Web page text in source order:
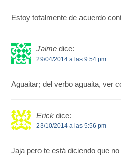
Estoy totalmente de acuerdo
Jaime dice:
29/04/2014 a las 9:54 pm
Aguaitar; del verbo aguaita, ver
Erick dice:
23/10/2014 a las 5:56 pm
Jaja pero te está diciendo que